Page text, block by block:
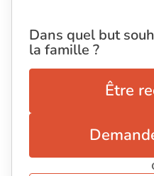
Dans quel but
la famille ?
Être